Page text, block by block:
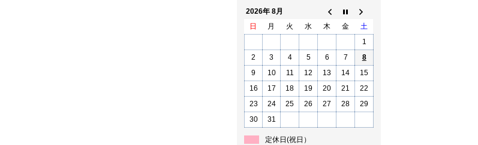
2026年 8月
日
月 火 水 木 金
土
1
2
3 4 5 6 7
8
9
10 11 12 13 14
15
16
17 18 19 20 21
22
23
24 25 26 27 28
29
30
31
定休日(祝日）